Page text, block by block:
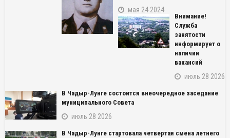
мая 24 2024
Внимание!
Служба
занятости
информирует о
наличии
вакансий
июль 28 2026
В Чадыр-Лунге состоится внеочередное заседание
муниципального Совета
июль 28 2026
В Чадыр-Лунге стартовала четвертая смена летнего